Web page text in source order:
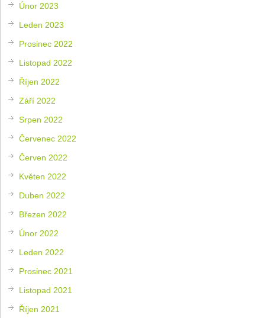
Únor 2023
Leden 2023
Prosinec 2022
Listopad 2022
Říjen 2022
Září 2022
Srpen 2022
Červenec 2022
Červen 2022
Květen 2022
Duben 2022
Březen 2022
Únor 2022
Leden 2022
Prosinec 2021
Listopad 2021
Říjen 2021